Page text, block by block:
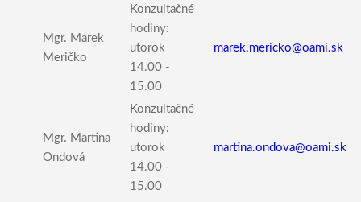
Mgr. Marek
Meričko
Konzultačné
hodiny:
utorok
14.00 -
15.00
marek.mericko@oami.sk
Mgr. Martina
Ondová
Konzultačné
hodiny:
utorok
14.00 -
15.00
martina.ondova@oami.sk